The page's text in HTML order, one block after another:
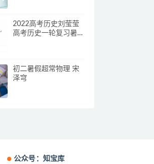
2022高考历史刘莹莹
高考历史一轮复习暑
初二暑假超常物理 宋
泽穹
公众号：知宝库